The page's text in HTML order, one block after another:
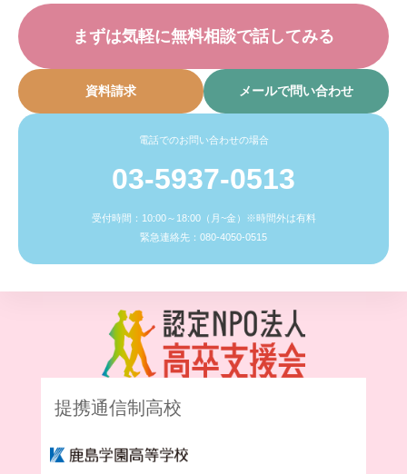
まずは気軽に無料相談で話してみる
資料請求 メールで問い合わせ
電話でのお問い合わせの場合
03-5937-0513
受付時間：10:00～18:00（月~金）※時間外は有料
緊急連絡先：080-4050-0515
提携通信制高校